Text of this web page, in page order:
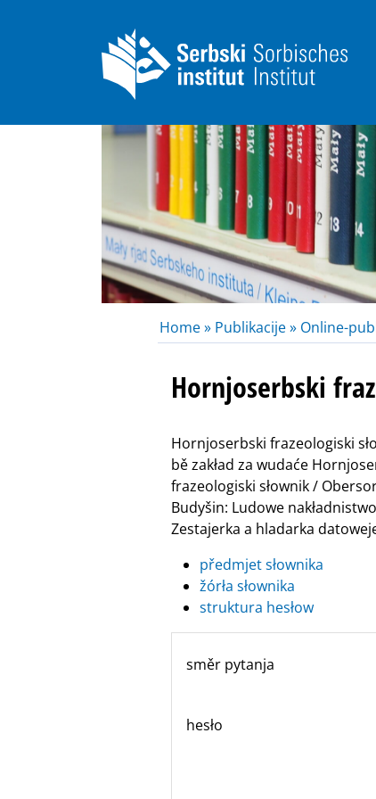
Home » Publikacije » Online-
Hornjoserbski
Hornjoserbski frazeologiski
bě zakład za wudaće
frazeologiski słownik /
Budyšin: Ludowe
Zestajerka a hladarka
předmjet słownika
žórła słownika
struktura hesłow
směr pytanja
hesło